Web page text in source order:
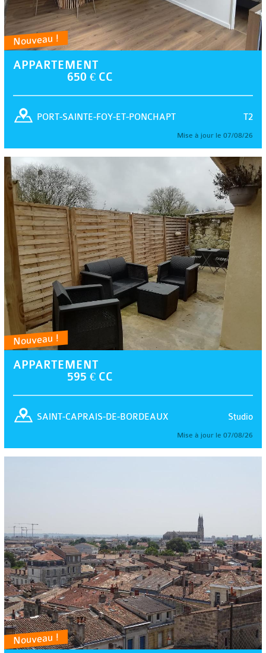
Nouveau !
APPARTEMENT
650 € CC
T2
PORT-SAINTE-FOY-ET-PONCHAPT
Mise à jour le 07/08/26
Nouveau !
APPARTEMENT
595 € CC
Studio
SAINT-CAPRAIS-DE-BORDEAUX
Mise à jour le 07/08/26
Nouveau !